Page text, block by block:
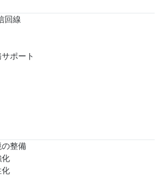
回線
ポート
整備
化
化